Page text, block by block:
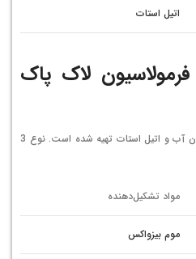
اتیل استات
لاک پاک
یک پاک‌کننده ساده که با مخلوط کردن آب و اتیل استات تهیه شده است. نوع 3
مواد تشکیل‌دهنده
موم بیزواکس